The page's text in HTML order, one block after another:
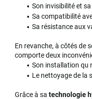
Son invisibilité et
Sa compatibilité
Sa résistance aux
En revanche, à côtés de
comporte deux
Son installation qu
Le nettoyage de la
Grâce à satechnologie